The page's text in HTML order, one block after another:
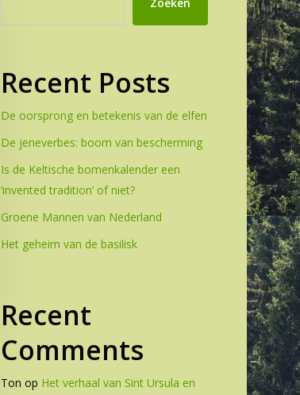
Recent Posts
De oorsprong en betekenis van de elfen
De jeneverbes: boom van bescherming
Is de Keltische bomenkalender een
‘invented tradition’ of niet?
Groene Mannen van Nederland
Het geheim van de basilisk
Recent
Comments
Ton op Het verhaal van Sint Ursula en